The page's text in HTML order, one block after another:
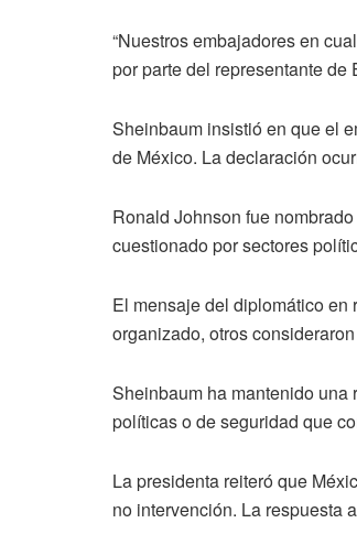
“Nuestros embajadores en
por parte del representante
Sheinbaum insistió en que el
de México. La declaración
Ronald Johnson fue
cuestionado por sectores
El mensaje del diplomático en
organizado, otros
Sheinbaum ha mantenido
políticas o de seguridad que
La presidenta reiteró que
no intervención. La respuesta